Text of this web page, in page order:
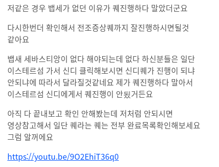
저같은 경우 뱁세가 없던 이유가 퀘진행하다 말았더군요
다시한번더 확인해서 전조증상퀘까지 잘진행하시면될것
같아요
뱁새 세바스티앙이 없다 해야되는데 없다 하신분들은 일단
이스테르섬 가서 신디 클릭해보시면 신디퀘가 진행이 되냐
안되냐에 따라서 달라질것같네요 제가 퀘진행하다 말아서
이스테르섬 신디에게서 퀘진행이 안됬거든요
아직 다 끝내보고 확인 안해봤는데 저처럼 안되시면
영상참고해서 일단 퀘라는 퀘는 전부 완료목록확인해보세요
그럼 알꺼에요
https://youtu.be/9O2EhiT36q0